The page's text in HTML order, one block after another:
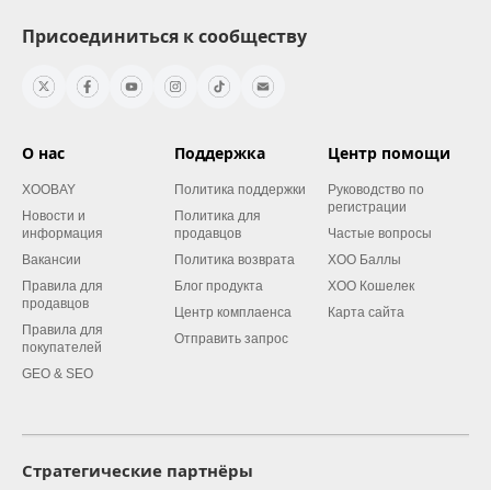
Присоединиться к сообществу
О нас
XOOBAY
Новости и
информация
Вакансии
Правила для
продавцов
Правила для
покупателей
GEO & SEO
Поддержка
Политика поддержки
Политика для
продавцов
Политика возврата
Блог продукта
Центр комплаенса
Отправить запрос
Центр помощи
Руководство по
регистрации
Частые вопросы
XOO Баллы
XOO Кошелек
Карта сайта
Стратегические партнёры